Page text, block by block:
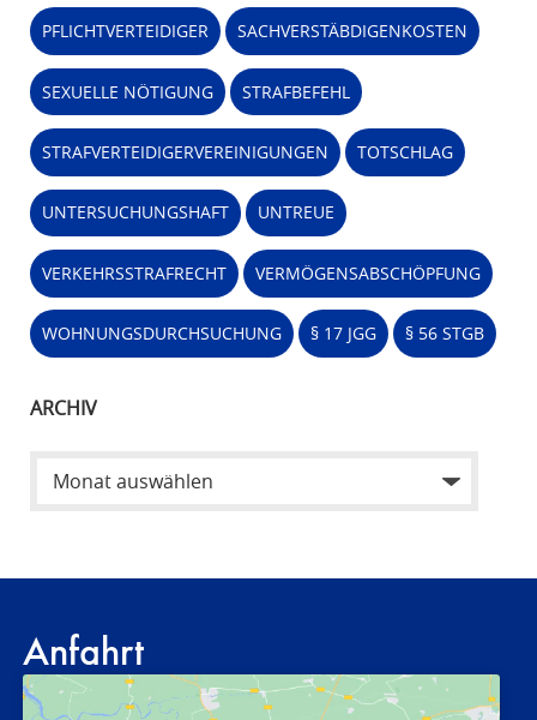
PFLICHTVERTEIDIGER SACHVERSTÄBDIGENKOSTEN
SEXUELLE NÖTIGUNG STRAFBEFEHL
STRAFVERTEIDIGERVEREINIGUNGEN TOTSCHLAG
UNTERSUCHUNGSHAFT UNTREUE
VERKEHRSSTRAFRECHT VERMÖGENSABSCHÖPFUNG
WOHNUNGSDURCHSUCHUNG § 17 JGG § 56 STGB
ARCHIV
Anfahrt